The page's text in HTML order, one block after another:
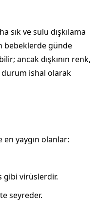
sık ve sulu dışkılama
bebeklerde günde
ancak dışkının renk,
durum ishal olarak
yaygın olanlar:
gibi virüslerdir.
seyreder.